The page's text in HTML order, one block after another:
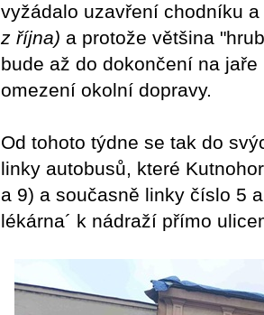
vyžádalo uzavření chodníku
z října) a protože většina
bude až do dokončení na
omezení okolní dopravy.
Od tohoto týdne se tak do
linky autobusů, které
a 9) a současně linky číslo 5
lékárna´ k nádraží přímo